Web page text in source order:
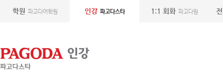
학원 파고다어학원 인강 파고다스타 1:1 회화 파고다원